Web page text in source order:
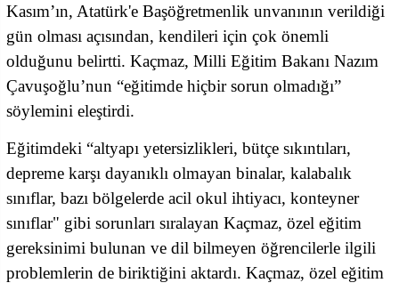
Kasım’ın, Atatürk'e Başöğretmenlik unvanının verildiği
gün olması açısından, kendileri için çok önemli
olduğunu belirtti. Kaçmaz, Milli Eğitim Bakanı Nazım
Çavuşoğlu’nun “eğitimde hiçbir sorun olmadığı”
söylemini eleştirdi.
Eğitimdeki “altyapı yetersizlikleri, bütçe sıkıntıları,
depreme karşı dayanıklı olmayan binalar, kalabalık
sınıflar, bazı bölgelerde acil okul ihtiyacı, konteyner
sınıflar" gibi sorunları sıralayan Kaçmaz, özel eğitim
gereksinimi bulunan ve dil bilmeyen öğrencilerle ilgili
problemlerin de biriktiğini aktardı. Kaçmaz, özel eğitim